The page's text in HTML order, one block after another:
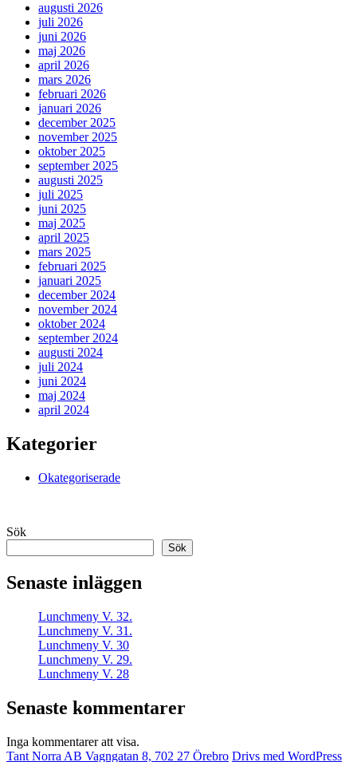
augusti 2026
juli 2026
juni 2026
maj 2026
april 2026
mars 2026
februari 2026
januari 2026
december 2025
november 2025
oktober 2025
september 2025
augusti 2025
juli 2025
juni 2025
maj 2025
april 2025
mars 2025
februari 2025
januari 2025
december 2024
november 2024
oktober 2024
september 2024
augusti 2024
juli 2024
juni 2024
maj 2024
april 2024
Kategorier
Okategoriserade
Sök
Sök
Senaste inläggen
Lunchmeny V. 32.
Lunchmeny V. 31.
Lunchmeny V. 30
Lunchmeny V. 29.
Lunchmeny V. 28
Senaste kommentarer
Inga kommentarer att visa.
Tant Norra AB Vagngatan 8, 702 27 Örebro Drivs med WordPress